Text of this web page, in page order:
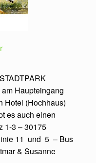
Haupteingang
Hotel (Hochhaus)
es auch einen
1-3 – 30175
11 und 5 – Bus
& Susanne